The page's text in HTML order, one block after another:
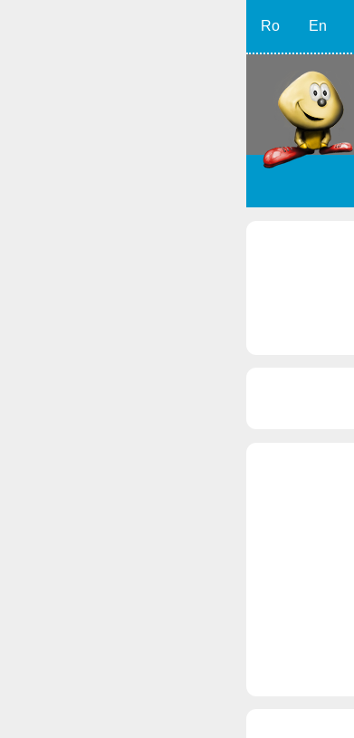
Ro En